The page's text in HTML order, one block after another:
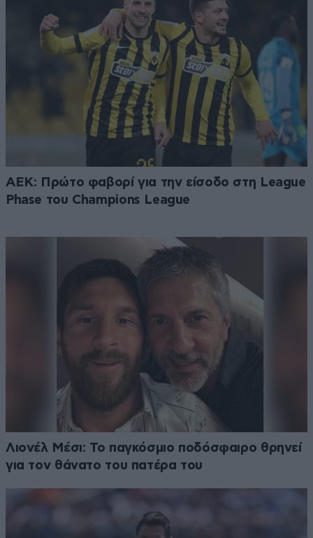
ΑΕΚ: Πρώτο φαβορί για την είσοδο στη League
Phase του Champions League
Λιονέλ Μέσι: Το παγκόσμιο ποδόσφαιρο θρηνεί
για τον θάνατο του πατέρα του